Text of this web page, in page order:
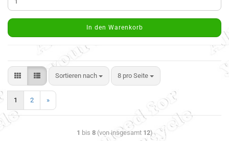
In den Warenkorb
Sortieren nach 8 pro Seite
1 2 »
1 bis 8(von insgesamt 12)